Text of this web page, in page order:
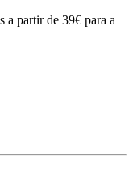
a partir de 39€ para a